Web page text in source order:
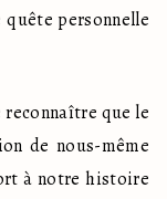
personnelle
reconnaître que le
de nous-même
à notre histoire